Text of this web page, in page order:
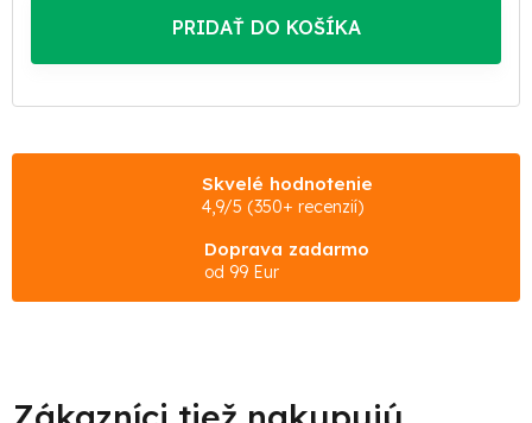
PRIDAŤ DO KOŠÍKA
Skvelé hodnotenie
4,9/5 (350+ recenzií)
Doprava zadarmo
od 99 Eur